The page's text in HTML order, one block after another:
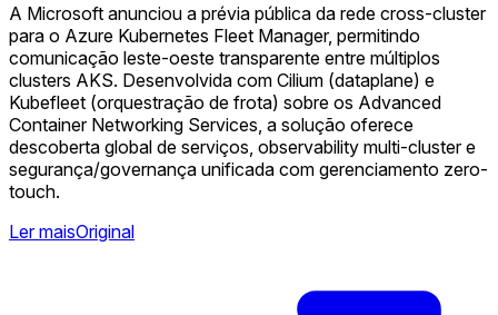
A Microsoft anunciou a prévia pública da rede cross-cluster
para o Azure Kubernetes Fleet Manager, permitindo
comunicação leste-oeste transparente entre múltiplos
clusters AKS. Desenvolvida com Cilium (dataplane) e
Kubefleet (orquestração de frota) sobre os Advanced
Container Networking Services, a solução oferece
descoberta global de serviços, observability multi-cluster e
segurança/governança unificada com gerenciamento zero-
touch.
Ler maisOriginal